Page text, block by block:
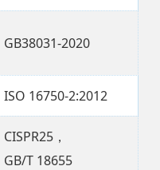
GB38031-2020
ISO 16750-2:2012
CISPR25，
GB/T 18655